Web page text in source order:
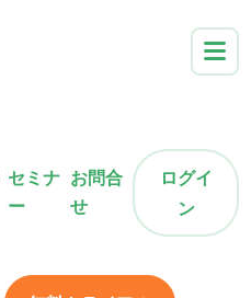
セミナ
ー
お問合
せ
ログイ
ン